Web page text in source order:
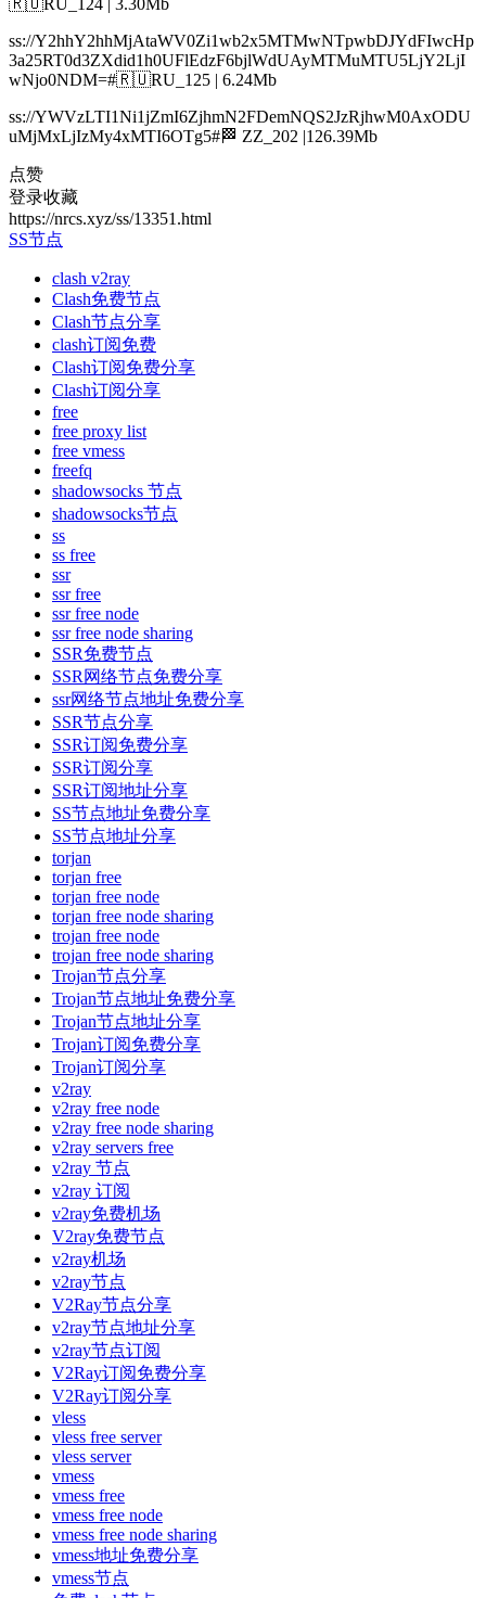
🇷🇺RU_124 | 3.30Mb
ss://Y2hhY2hhMjAtaWV0Zi1wb2x5MTMwNTpwbDJYdFIwcHp
3a25RT0d3ZXdid1h0UFlEdzF6bjlWdUAyMTMuMTU5LjY2LjI
wNjo0NDM=#🇷🇺RU_125 | 6.24Mb
ss://YWVzLTI1Ni1jZmI6ZjhmN2FDemNQS2JzRjhwM0AxODU
uMjMxLjIzMy4xMTI6OTg5#🏁 ZZ_202 |126.39Mb
点赞
登录收藏
https://nrcs.xyz/ss/13351.html
SS节点
clash v2ray
Clash免费节点
Clash节点分享
clash订阅免费
Clash订阅免费分享
Clash订阅分享
free
free proxy list
free vmess
freefq
shadowsocks 节点
shadowsocks节点
ss
ss free
ssr
ssr free
ssr free node
ssr free node sharing
SSR免费节点
SSR网络节点免费分享
ssr网络节点地址免费分享
SSR节点分享
SSR订阅免费分享
SSR订阅分享
SSR订阅地址分享
SS节点地址免费分享
SS节点地址分享
torjan
torjan free
torjan free node
torjan free node sharing
trojan free node
trojan free node sharing
Trojan节点分享
Trojan节点地址免费分享
Trojan节点地址分享
Trojan订阅免费分享
Trojan订阅分享
v2ray
v2ray free node
v2ray free node sharing
v2ray servers free
v2ray 节点
v2ray 订阅
v2ray免费机场
V2ray免费节点
v2ray机场
v2ray节点
V2Ray节点分享
v2ray节点地址分享
v2ray节点订阅
V2Ray订阅免费分享
V2Ray订阅分享
vless
vless free server
vless server
vmess
vmess free
vmess free node
vmess free node sharing
vmess地址免费分享
vmess节点